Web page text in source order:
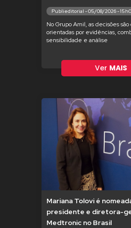
Publieditorial - 05/08/2026 -
No Grupo Amil, as decisões
orientadas por evidências,
sensibilidade e análise
Ver MAIS
Mariana Tolovi é
presidente e diretora-
Medtronic no Brasil